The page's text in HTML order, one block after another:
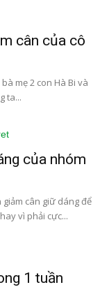
cân của cô
mẹ 2 con Hà Bi và
ta...
của nhóm
cân giữ dáng để
vì phải cực...
1 tuần